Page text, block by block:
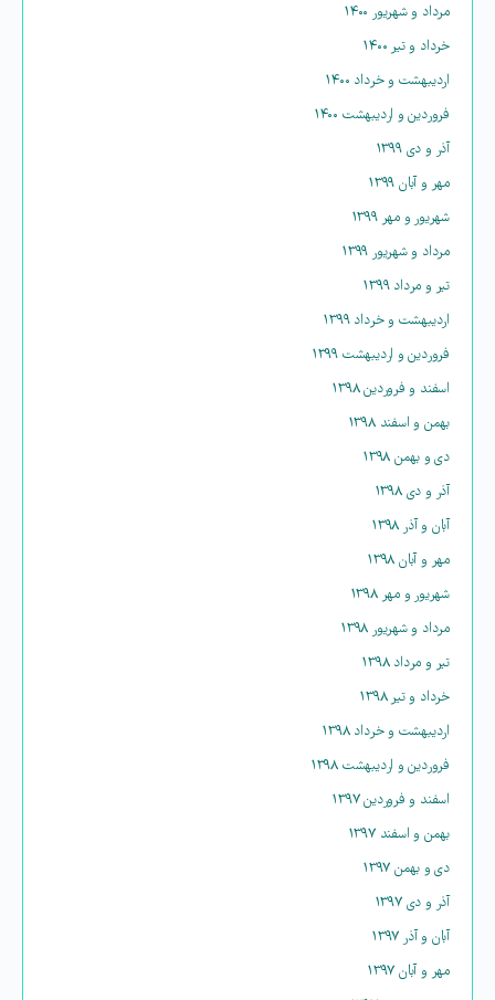
مرداد و شهریور ۱۴۰۰
خرداد و تیر ۱۴۰۰
اردیبهشت و خرداد ۱۴۰۰
فروردین و اردیبهشت ۱۴۰۰
آذر و دی ۱۳۹۹
مهر و آبان ۱۳۹۹
شهریور و مهر ۱۳۹۹
مرداد و شهریور ۱۳۹۹
تیر و مرداد ۱۳۹۹
اردیبهشت و خرداد ۱۳۹۹
فروردین و اردیبهشت ۱۳۹۹
اسفند و فروردین ۱۳۹۸
بهمن و اسفند ۱۳۹۸
دی و بهمن ۱۳۹۸
آذر و دی ۱۳۹۸
آبان و آذر ۱۳۹۸
مهر و آبان ۱۳۹۸
شهریور و مهر ۱۳۹۸
مرداد و شهریور ۱۳۹۸
تیر و مرداد ۱۳۹۸
خرداد و تیر ۱۳۹۸
اردیبهشت و خرداد ۱۳۹۸
فروردین و اردیبهشت ۱۳۹۸
اسفند و فروردین ۱۳۹۷
بهمن و اسفند ۱۳۹۷
دی و بهمن ۱۳۹۷
آذر و دی ۱۳۹۷
آبان و آذر ۱۳۹۷
مهر و آبان ۱۳۹۷